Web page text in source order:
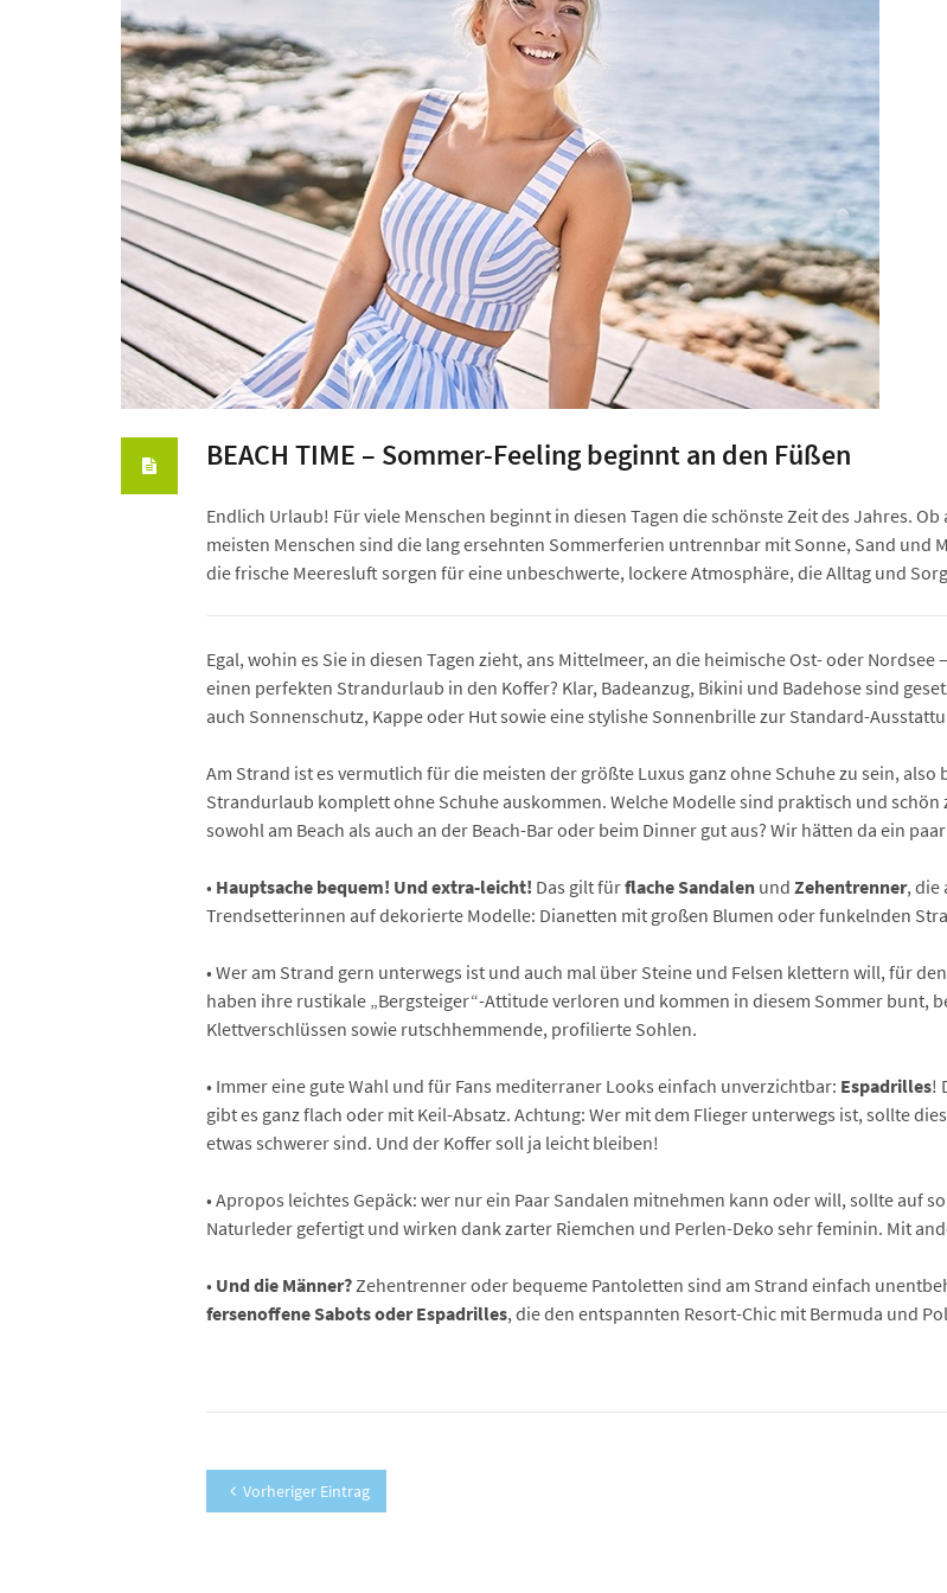
BEACH TIME – Sommer-Feeling beginnt an den Füßen
Endlich Urlaub! Für viele Menschen beginnt in diesen Tagen die schönste Zeit des Jahres.
meisten Menschen sind die lang ersehnten Sommerferien untrennbar mit Sonne, Sand und
die frische Meeresluft sorgen für eine unbeschwerte, lockere Atmosphäre, die Alltag und
Egal, wohin es Sie in diesen Tagen zieht, ans Mittelmeer, an die heimische Ost- oder
einen perfekten Strandurlaub in den Koffer? Klar, Badeanzug, Bikini und Badehose sind
auch Sonnenschutz, Kappe oder Hut sowie eine stylishe Sonnenbrille zur Standard-
Am Strand ist es vermutlich für die meisten der größte Luxus ganz ohne Schuhe zu sein,
Strandurlaub komplett ohne Schuhe auskommen. Welche Modelle sind praktisch und schön
sowohl am Beach als auch an der Beach-Bar oder beim Dinner gut aus? Wir hätten da ein
• Hauptsache bequem! Und extra-leicht! Das gilt fürflache Sandalen und Zehentrenner, die
Trendsetterinnen auf dekorierte Modelle: Dianetten mit großen Blumen oder funkelnden
• Wer am Strand gern unterwegs ist und auch mal über Steine und Felsen klettern will, für
haben ihre rustikale „Bergsteiger“-Attitude verloren und kommen in diesem Sommer bunt,
Klettverschlüssen sowie rutschhemmende, profilierte Sohlen.
• Immer eine gute Wahl und für Fans mediterraner Looks einfach unverzichtbar: Espadrilles!
gibt es ganz flach oder mit Keil-Absatz. Achtung: Wer mit dem Flieger unterwegs ist, sollte
etwas schwerer sind. Und der Koffer soll ja leicht bleiben!
• Apropos leichtes Gepäck: wer nur ein Paar Sandalen mitnehmen kann oder will, sollte auf
Naturleder gefertigt und wirken dank zarter Riemchen und Perlen-Deko sehr feminin. Mit
• Und die Männer?Zehentrenner oder bequeme Pantoletten sind am Strand einfach
fersenoffene Sabots oder Espadrilles, die den entspannten Resort-Chic mit Bermuda und
Vorheriger Eintrag